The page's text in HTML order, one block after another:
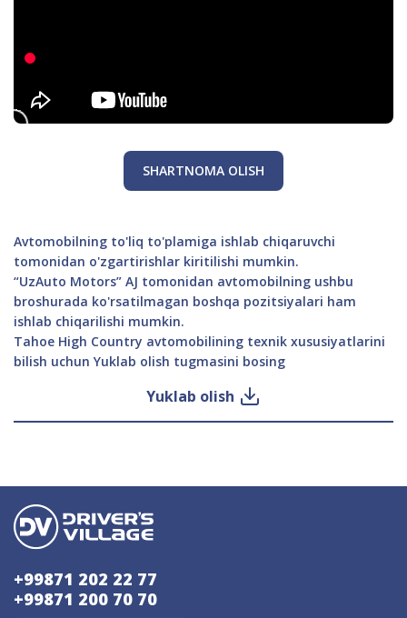
SHARTNOMA OLISH
Avtomobilning to'liq to'plamiga ishlab chiqaruvchi
tomonidan o'zgartirishlar kiritilishi mumkin.
“UzAuto Motors” AJ tomonidan avtomobilning ushbu
broshurada ko'rsatilmagan boshqa pozitsiyalari ham
ishlab chiqarilishi mumkin.
Tahoe High Country avtomobilining texnik xususiyatlarini
bilish uchun Yuklab olish tugmasini bosing
Yuklab olish
+99871 202 22 77
+99871 200 70 70